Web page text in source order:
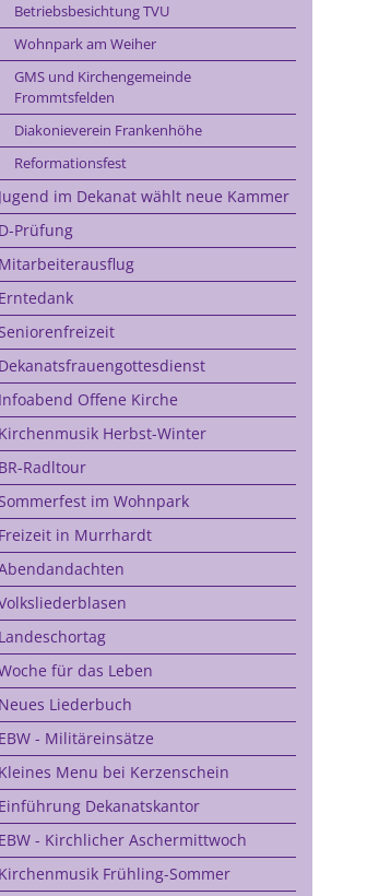
Betriebsbesichtung TVU
Wohnpark am Weiher
GMS und Kirchengemeinde
Frommtsfelden
Diakonieverein Frankenhöhe
Reformationsfest
Jugend im Dekanat wählt neue Kammer
D-Prüfung
Mitarbeiterausflug
Erntedank
Dekanatsfrauengottesdienst
Infoabend Offene Kirche
Kirchenmusik Herbst-Winter
BR-Radltour
im Wohnpark
Freizeit in Murrhardt
Landeschortag
für das Leben
Neues Liederbuch
EBW - Militäreinsätze
Kleines Menu bei Kerzenschein
Einführung Dekanatskantor
EBW - Kirchlicher Aschermittwoch
Kirchenmusik Frühling-Sommer